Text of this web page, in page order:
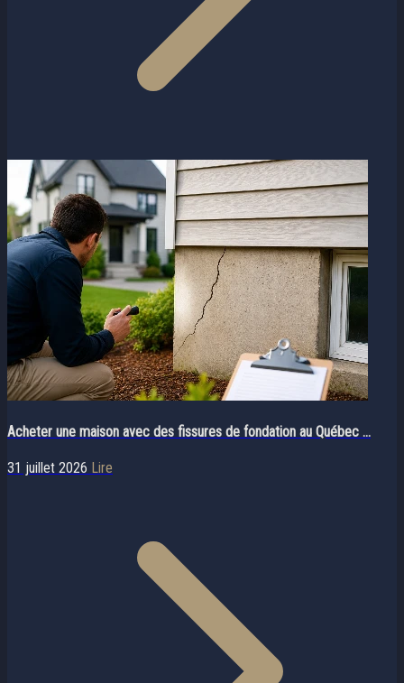
Acheter une maison avec des fissures de fondation au Québec ...
31 juillet 2026 Lire